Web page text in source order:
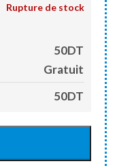
Rupture de stock
50DT
Gratuit
50DT